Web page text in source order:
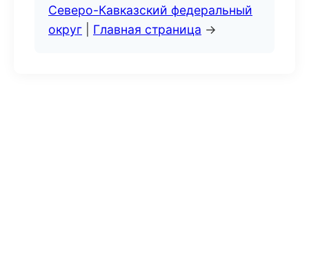
Северо-Кавказский федеральный
округ
Главная страница →